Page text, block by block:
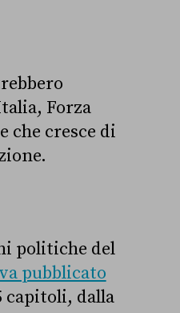
Forza
che cresce di
politiche del
pubblicato
capitoli, dalla